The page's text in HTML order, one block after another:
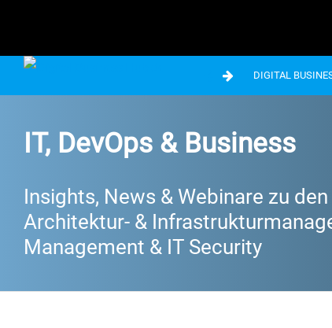
DIGITAL
IT, DevOps & Business
Insights, News & Webinare zu
Architektur- &
Management & IT Security